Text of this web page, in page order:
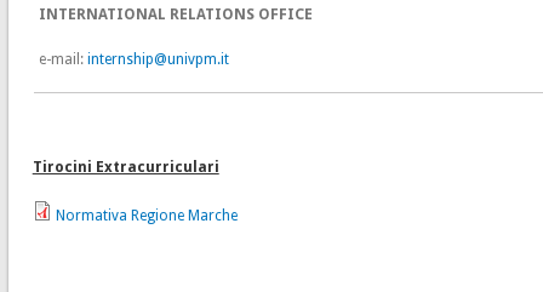
INTERNATIONAL RELATIONS OFFICE
e-mail: internship@univpm.it
Tirocini Extracurriculari
Normativa Regione Marche